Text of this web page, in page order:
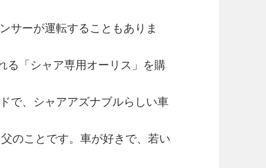
サーが運転することもありま
る「シャア専用オーリス」を購
で、シャアアズナブルらしい車
のことです。車が好きで、若い